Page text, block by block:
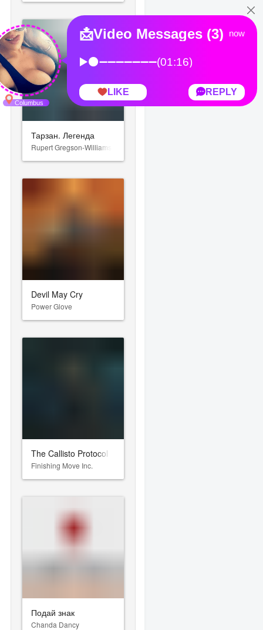
Тарзан. Легенда
Rupert Gregson-Williams
Devil May Cry
Power Glove
The Callisto Protocol
Finishing Move Inc.
Подай знак
Chanda Dancy